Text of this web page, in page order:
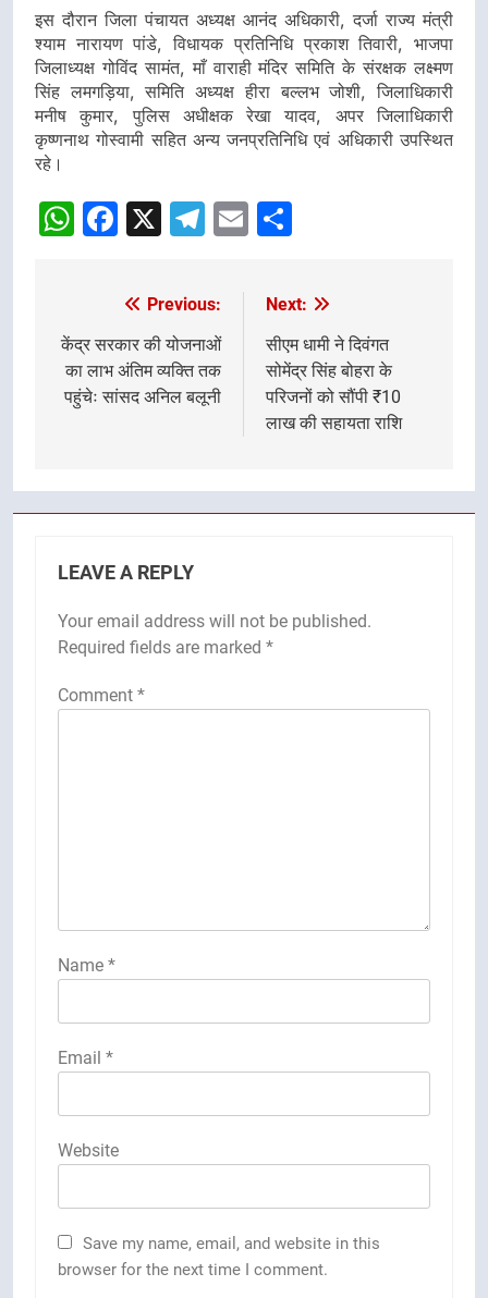
इस दौरान जिला पंचायत अध्यक्ष आनंद अधिकारी, दर्जा राज्य मंत्री
श्याम नारायण पांडे, विधायक प्रतिनिधि प्रकाश तिवारी, भाजपा
जिलाध्यक्ष गोविंद सामंत, माँ वाराही मंदिर समिति के संरक्षक लक्ष्मण
सिंह लमगड़िया, समिति अध्यक्ष हीरा बल्लभ जोशी, जिलाधिकारी
मनीष कुमार, पुलिस अधीक्षक रेखा यादव, अपर जिलाधिकारी
कृष्णनाथ गोस्वामी सहित अन्य जनप्रतिनिधि एवं अधिकारी उपस्थित
रहे।
WhatsApp
Facebook
X Telegram
Email
navigation
Previous:
केंद्र सरकार की योजनाओं
का लाभ अंतिम व्यक्ति तक
पहुंचेः सांसद अनिल बलूनी
Next:
सीएम धामी ने दिवंगत
सोमेंद्र सिंह बोहरा के
परिजनों को सौंपी ₹10
लाख की सहायता राशि
LEAVE A REPLY
Your email address will not be published.
Required fields are marked *
Comment *
Name *
Email *
Website
Save my name, email, and website in this
browser for the next time I comment.